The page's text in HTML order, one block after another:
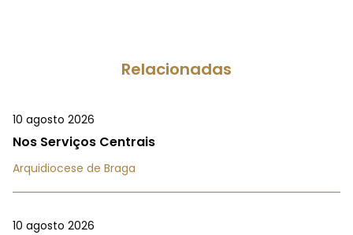
Relacionadas
10 agosto 2026
Nos Serviços Centrais
Arquidiocese de Braga
10 agosto 2026